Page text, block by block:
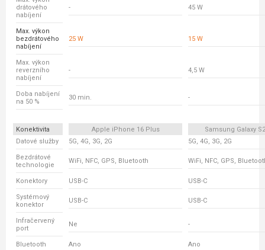
drátového
nabíjení
- 45 W
Max. výkon
bezdrátového
nabíjení
25 W 15 W
Max. výkon
reverzního
nabíjení
- 4,5 W
Doba nabíjení
na 50 %
30 min. -
Konektivita Apple iPhone 16 Plus
Samsung Galaxy
Datové služby
5G, 4G, 3G, 2G 5G, 4G, 3G, 2G
Bezdrátové
technologie
WiFi, NFC, GPS, Bluetooth WiFi, NFC, GPS,
Konektory USB-C USB-C
Systémový
konektor
USB-C USB-C
Infračervený
port
Ne -
Bluetooth Ano Ano